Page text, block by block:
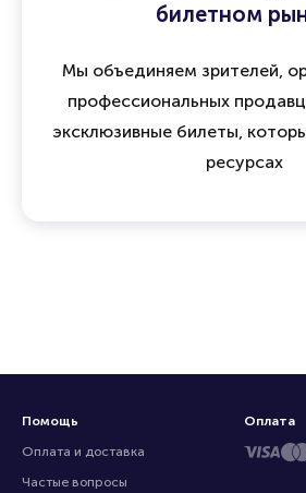
билетном
Мы объединяем зрителей,
профессиональных
эксклюзивные билеты,
ресурсах
Помощь
Оплата и доставка
Частые вопросы
Оплата